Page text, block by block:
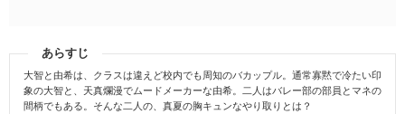
あらすじ
大智と由希は、クラスは違えど校内でも周知のバカップル。通常寡黙で冷たい印
象の大智と、天真爛漫でムードメーカーな由希。二人はバレー部の部員とマネの
間柄でもある。そんな二人の、真夏の胸キュンなやり取りとは？